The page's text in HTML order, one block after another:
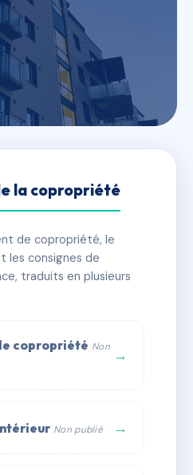
🏗 1 bâtiment(s)
la copropriété
de copropriété, le
les consignes de
traduits en plusieurs
copropriété Non →
Non publié →